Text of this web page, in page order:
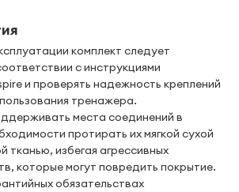
комплект следует
с инструкциями
и проверять надежность креплений
тренажера.
места соединений в
протирать их мягкой сухой
тканью, избегая агрессивных
которые могут повредить покрытие.
обязательствах